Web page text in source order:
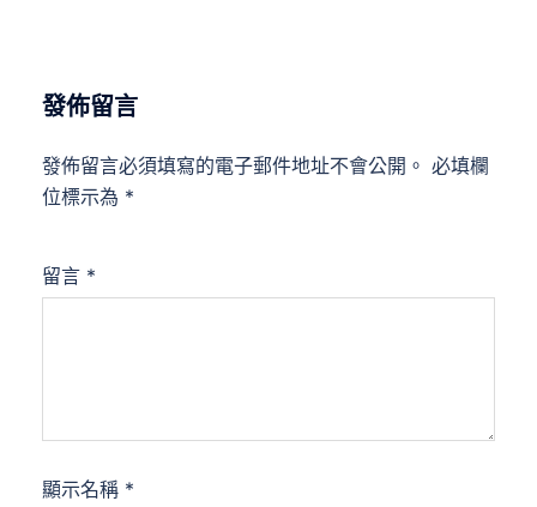
發佈留言
發佈留言必須填寫的電子郵件地址不會公開。 必填欄
位標示為 *
留言 *
顯示名稱 *